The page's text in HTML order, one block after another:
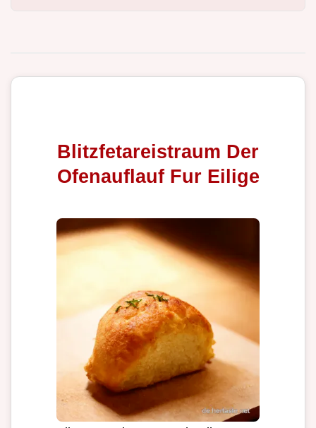
Blitzfetareistraum Der
Ofenauflauf Fur Eilige